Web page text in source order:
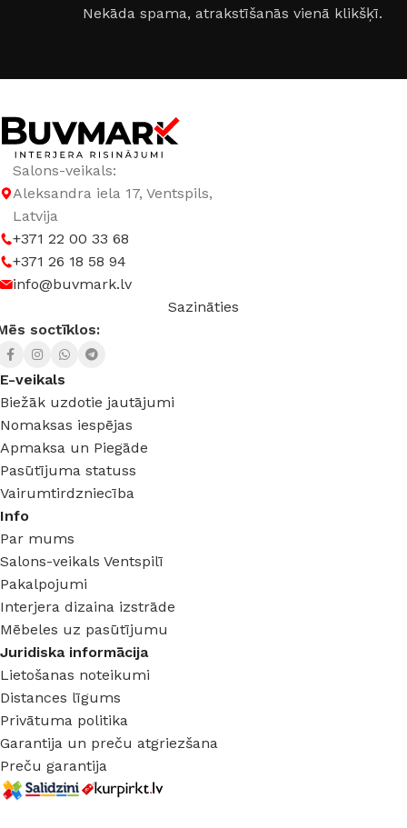
Nekāda spama, atrakstīšanās vienā klikšķī.
Salons-veikals:
Aleksandra iela 17, Ventspils,
Latvija
+371 22 00 33 68
+371 26 18 58 94
info@buvmark.lv
Sazināties
soctīklos:
E-veikals
Biežāk uzdotie jautājumi
Nomaksas iespējas
Apmaksa un Piegāde
Pasūtījuma statuss
Vairumtirdzniecība
Info
Par mums
Salons-veikals Ventspilī
Pakalpojumi
Interjera dizaina izstrāde
Mēbeles uz pasūtījumu
Juridiska informācija
Lietošanas noteikumi
Distances līgums
Privātuma politika
Garantija un preču atgriezšana
Preču garantija